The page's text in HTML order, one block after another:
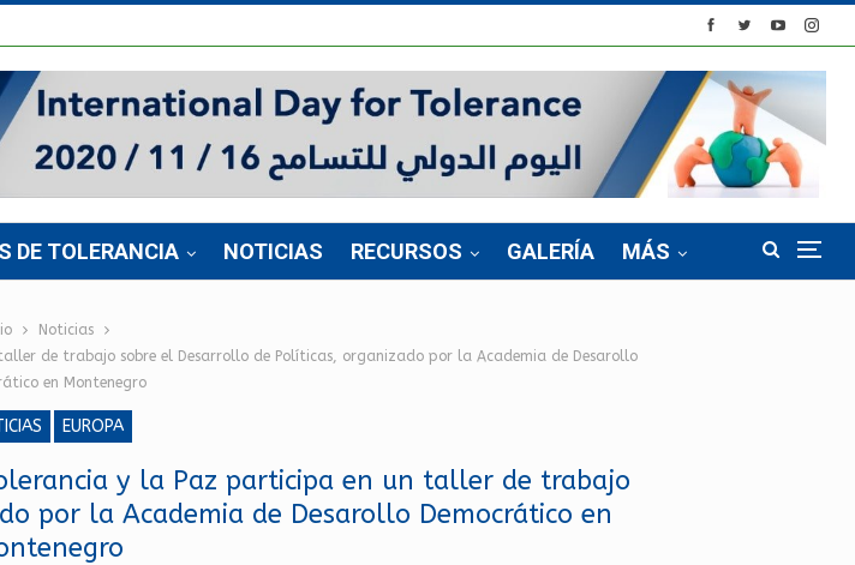
DE TOLERANCIA NOTICIAS RECURSOS GALERÍA MÁS
Noticias
de trabajo sobre el Desarrollo de Políticas, organizado por la Academia de Desarollo
en Montenegro
EUROPA
y la Paz participa en un taller de trabajo
por la Academia de Desarollo Democrático en